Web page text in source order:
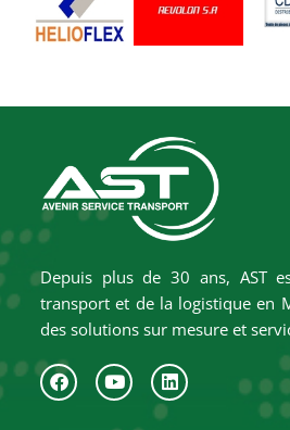
Depuis plus de 30 ans, AST
transport et de la logistique en
des solutions sur mesure et